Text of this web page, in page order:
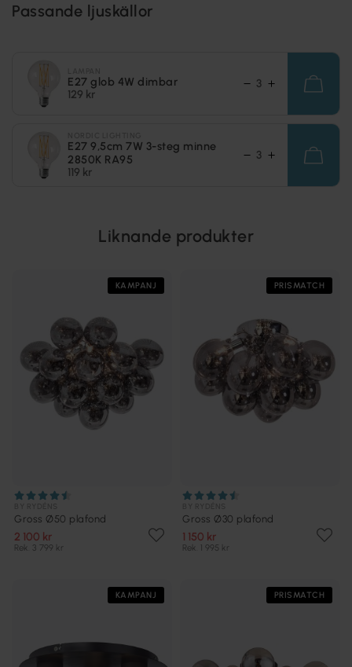
Passande ljuskällor
E27 glob 4W dimbar
129 kr
E27 9,5cm 7W 3-steg minne
2850K RA95
119 kr
Liknande produkter
KAMPANJ
Gross Ø50 plafond
2 100 kr
Rek. 3 799 kr
PRISMATCH
Gross Ø30 plafond
1 150 kr
Rek. 1 995 kr
KAMPANJ PRISMATCH